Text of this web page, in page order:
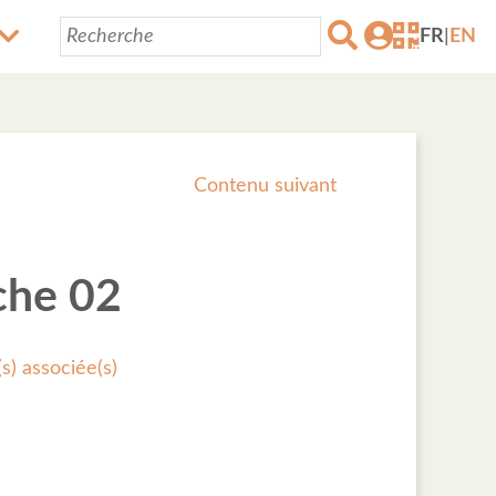
FR EN
Contenu suivant
02
associée(s)